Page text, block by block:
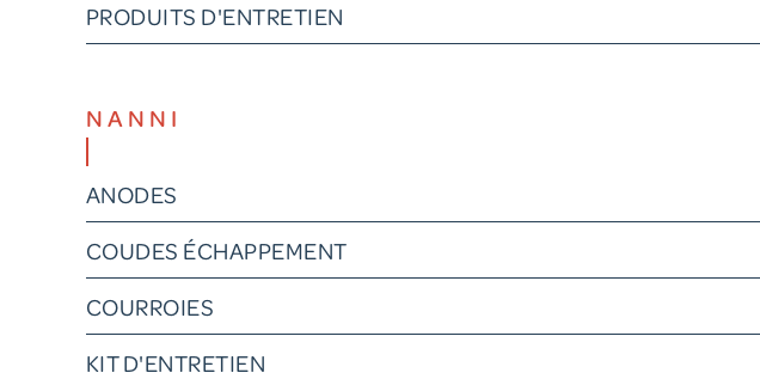
PRODUITS D'ENTRETIEN
NANNI
ANODES
COUDES ÉCHAPPEMENT
COURROIES
KIT D'ENTRETIEN